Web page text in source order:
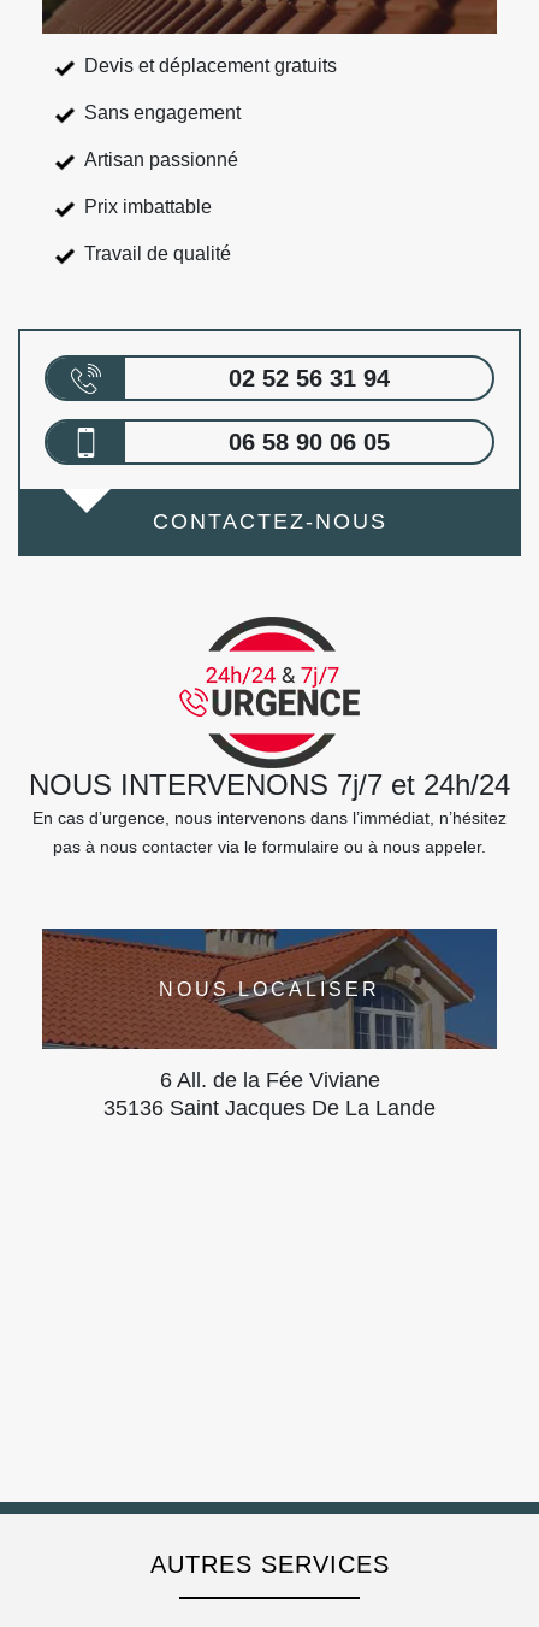
Devis et déplacement gratuits
Sans engagement
Artisan passionné
Prix imbattable
Travail de qualité
02 52 56 31 94
06 58 90 06 05
CONTACTEZ-NOUS
NOUS INTERVENONS 7j/7 et 24h/24
En cas d’urgence, nous intervenons dans l’immédiat, n’hésitez
pas à nous contacter via le formulaire ou à nous appeler.
NOUS LOCALISER
6 All. de la Fée Viviane
35136 Saint Jacques De La Lande
AUTRES SERVICES